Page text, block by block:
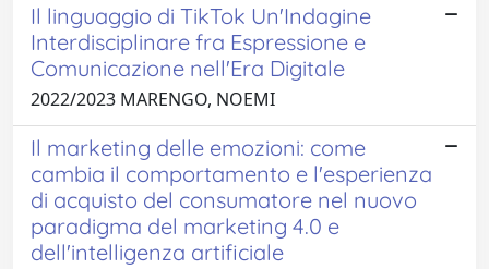
Il linguaggio di TikTok Un'Indagine
Interdisciplinare fra Espressione e
Comunicazione nell'Era Digitale
2022/2023 MARENGO, NOEMI
Il marketing delle emozioni: come
cambia il comportamento e l'esperienza
di acquisto del consumatore nel nuovo
paradigma del marketing 4.0 e
dell'intelligenza artificiale